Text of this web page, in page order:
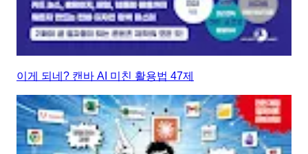
이게 되네? 캔바 AI 미친 활용법 47제